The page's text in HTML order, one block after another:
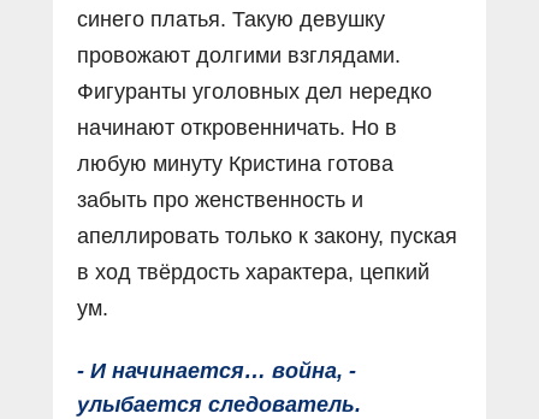
синего платья. Такую девушку
провожают долгими взглядами.
Фигуранты уголовных дел нередко
начинают откровенничать. Но в
любую минуту Кристина готова
забыть про женственность и
апеллировать только к закону, пуская
в ход твёрдость характера, цепкий
ум.
- И начинается… война, -
улыбается следователь.